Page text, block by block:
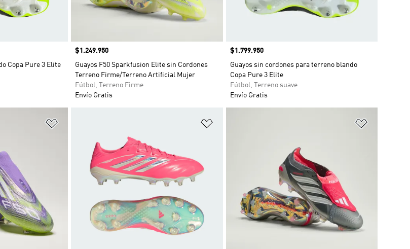
Copa Pure 3 Elite
Precio
$1.249.950
Guayos F50 Sparkfusion Elite sin Cordones
Terreno Firme/Terreno Artificial Mujer
Fútbol, Terreno Firme
Envío Gratis
Precio
$1.799.950
Guayos sin cordones para terreno blando
Copa Pure 3 Elite
Fútbol, Terreno suave
Envío Gratis